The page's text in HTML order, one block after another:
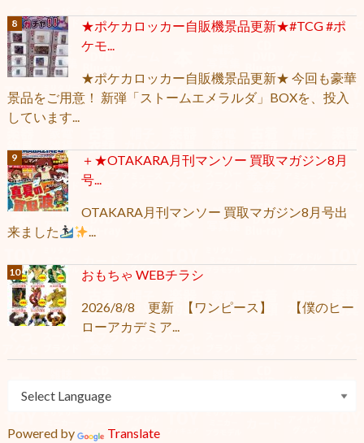
★ポケカロッカー自販機景品更新★#TCG #ポ
ケモ...
★ポケカロッカー自販機景品更新★ 今回も豪華
景品をご用意！ 新弾「ストームエメラルダ」BOXを、投入
しています...
＋★OTAKARA月刊マンソー 買取マガジン8月
号...
OTAKARA月刊マンソー 買取マガジン8月号出
来ました
...
おもちゃ WEBチラシ
2026/8/8 更新 【ワンピース】 【僕のヒー
ローアカデミア...
Powered by Translate